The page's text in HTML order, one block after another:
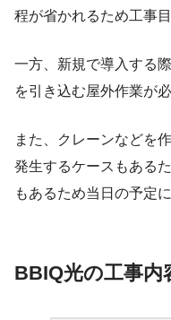
程が省かれるため工事
一方、新規で導入する
を引き込む屋外作業が
また、クレーンなどを
発生するケースもある
もあるため当日の予定
BBIQ光の工事内